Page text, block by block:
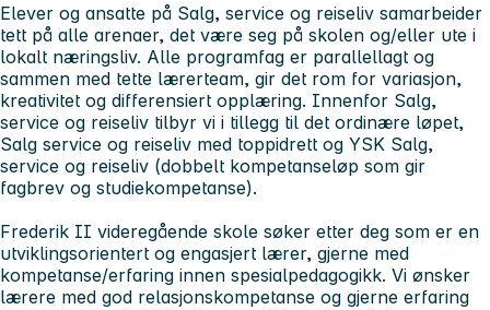
Elever og ansatte på Salg, service og reiseliv samarbeider
tett på alle arenaer, det være seg på skolen og/eller ute i
lokalt næringsliv. Alle programfag er parallellagt og
sammen med tette lærerteam, gir det rom for variasjon,
kreativitet og differensiert opplæring. Innenfor Salg,
service og reiseliv tilbyr vi i tillegg til det ordinære løpet,
Salg service og reiseliv med toppidrett og YSK Salg,
service og reiseliv (dobbelt kompetanseløp som gir
fagbrev og studiekompetanse).
Frederik II videregående skole søker etter deg som er en
utviklingsorientert og engasjert lærer, gjerne med
kompetanse/erfaring innen spesialpedagogikk. Vi ønsker
lærere med god relasjonskompetanse og gjerne erfaring